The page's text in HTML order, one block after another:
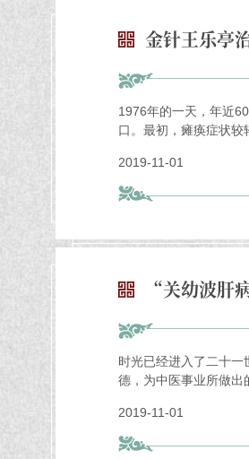
金针王乐亭
1976年的一天，年近
口。最初，瘫痪症状较
2019-11-01
“关幼波肝
时光已经进入了二十
德，为中医事业所做出
2019-11-01